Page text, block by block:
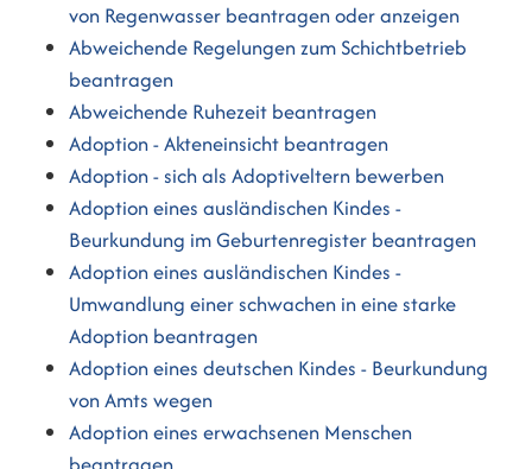
von Regenwasser beantragen oder anzeigen
Abweichende Regelungen zum Schichtbetrieb
beantragen
Abweichende Ruhezeit beantragen
Adoption - Akteneinsicht beantragen
Adoption - sich als Adoptiveltern bewerben
Adoption eines ausländischen Kindes -
Beurkundung im Geburtenregister beantragen
Adoption eines ausländischen Kindes -
Umwandlung einer schwachen in eine starke
Adoption beantragen
Adoption eines deutschen Kindes - Beurkundung
von Amts wegen
Adoption eines erwachsenen Menschen